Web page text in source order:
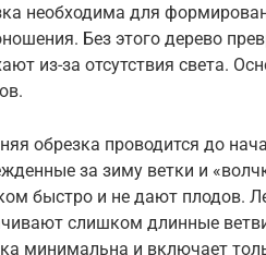
необходима для
Без этого дерево
из-за отсутствия света.
обрезка проводится до
за зиму ветки и
быстро и не дают плодов.
слишком длинные
минимальна и включает